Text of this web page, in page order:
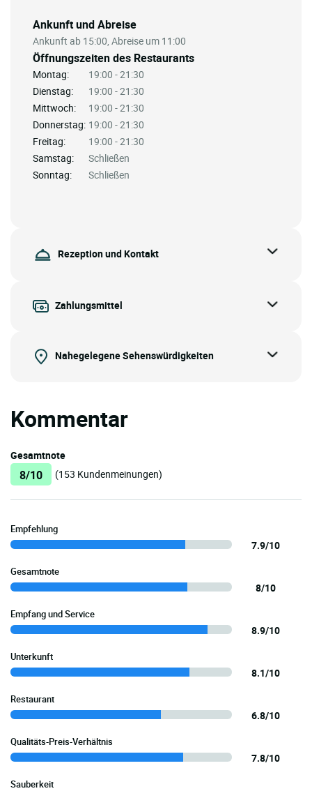
Ankunft und Abreise
Ankunft ab 15:00, Abreise um 11:00
Öffnungszeiten des Restaurants
Montag:
19:00 - 21:30
Dienstag:
19:00 - 21:30
Mittwoch:
19:00 - 21:30
Donnerstag: 19:00 - 21:30
Freitag:
19:00 - 21:30
Samstag:
Schließen
Sonntag:
Schließen
Rezeption und Kontakt
Zahlungsmittel
Nahegelegene Sehenswürdigkeiten
Kommentar
Gesamtnote
8/10 (153 Kundenmeinungen)
Empfehlung
7.9/10
Gesamtnote
8/10
Empfang und Service
8.9/10
Unterkunft
8.1/10
Restaurant
6.8/10
Qualitäts-Preis-Verhältnis
7.8/10
Sauberkeit